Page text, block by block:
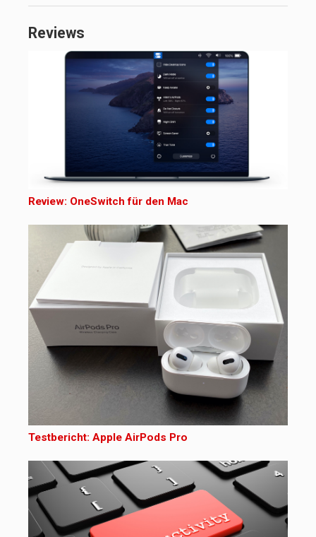
Reviews
Review: OneSwitch für den Mac
Testbericht: Apple AirPods Pro